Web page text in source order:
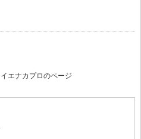
イエナカプロのページ